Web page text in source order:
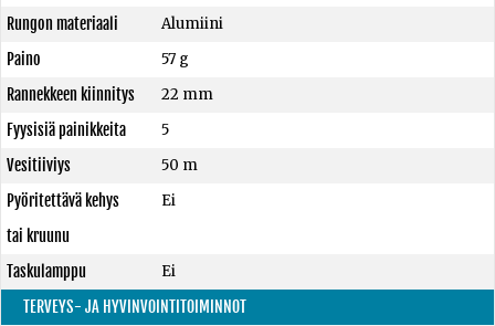
Rungon materiaali
Alumiini
Paino
57 g
Rannekkeen kiinnitys
22 mm
Fyysisiä painikkeita
5
Vesitiiviys
50 m
Pyöritettävä kehys
tai kruunu
Ei
Taskulamppu
Ei
TERVEYS- JA HYVINVOINTITOIMINNOT